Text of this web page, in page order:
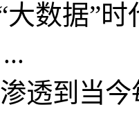
大数据”
到当今